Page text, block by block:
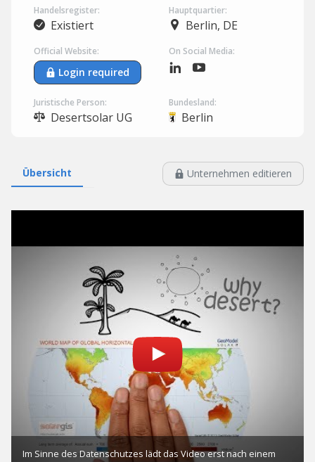
Handelsregister:
Existiert
Hauptquartier:
Berlin, DE
Official Website:
Login required
On Social Media:
Juristische Person:
Desertsolar UG
Bundesland:
Berlin
Übersicht Unternehmen editieren